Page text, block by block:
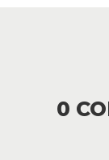
0